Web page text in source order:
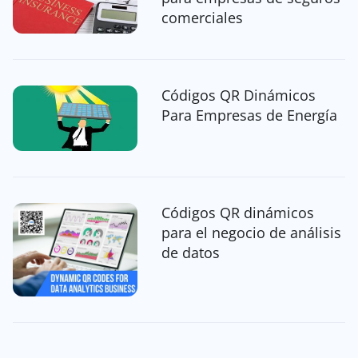
comerciales
Códigos QR Dinámicos
Para Empresas de Energía
Códigos QR dinámicos
para el negocio de análisis
de datos